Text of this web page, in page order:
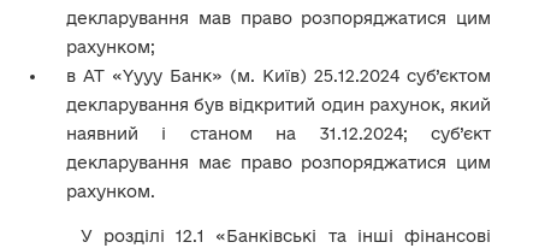
декларування мав право розпоряджатися цим
рахунком;
в АТ «Yyyy Банк» (м. Київ) 25.12.2024 суб’єктом
декларування був відкритий один рахунок, який
наявний і станом на 31.12.2024; суб’єкт
декларування має право розпоряджатися цим
рахунком.
У розділі 12.1 «Банківські та інші фінансові